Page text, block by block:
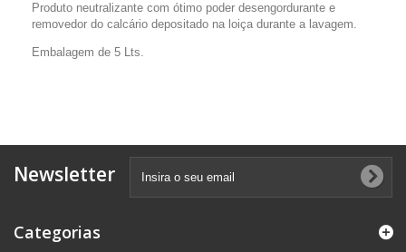
Produto neutralizante com ótimo poder desengordurante e
removedor do calcário depositado na loiça durante a lavagem.
Embalagem de 5 Lts.
Newsletter
Categorias